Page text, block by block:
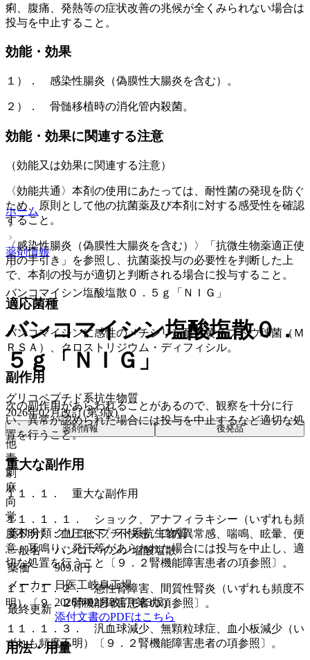
痢、腹痛、発熱等の症状改善の兆候が全くみられない場合は
投与を中止すること。
効能・効果
１）． 感染性腸炎（偽膜性大腸炎を含む）。
２）． 骨髄移植時の消化管内殺菌。
効能・効果に関連する注意
（効能又は効果に関連する注意）
〈効能共通〉本剤の使用にあたっては、耐性菌の発現を防ぐ
ため、原則として他の抗菌薬及び本剤に対する感受性を確認
すること。
〈感染性腸炎（偽膜性大腸炎を含む）〉「抗微生物薬適正使
用の手引き」を参照し、抗菌薬投与の必要性を判断した上
で、本剤の投与が適切と判断される場合に投与すること。
適応菌種
バンコマイシンに感性のメチシリン耐性黄色ブドウ球菌（Ｍ
ＲＳＡ）、クロストリジウム・ディフィシル。
副作用
次の副作用があらわれることがあるので、観察を十分に行
い、異常が認められた場合には投与を中止するなど適切な処
置を行うこと。
重大な副作用
１１．１． 重大な副作用
１１．１．１． ショック、アナフィラキシー（いずれも頻
度不明）：血圧低下、不快感、口内異常感、喘鳴、眩暈、便
意、耳鳴り、発汗等があらわれた場合には投与を中止し、適
切な処置を行うこと〔９．２腎機能障害患者の項参照〕。
１１．１．２． 急性腎障害、間質性腎炎（いずれも頻度不
明）〔９．２腎機能障害患者の項参照〕。
１１．１．３． 汎血球減少、無顆粒球症、血小板減少（い
ずれも頻度不明）〔９．２腎機能障害患者の項参照〕。
ホーム
薬剤情報
バンコマイシン塩酸塩散０．５ｇ「ＮＩＧ」
バンコマイシン塩酸塩散０．
５ｇ「ＮＩＧ」
グリコペプチド系抗生物質
2026年02月改訂(第3版)
薬剤情報 後発品
他
毒
劇
麻
向
覚
薬効分類 グリコペプチド系抗生物質
一般名
バンコマイシン塩酸塩散
薬価
909.6円
メーカー 日医工岐阜工場
最終更新
2026年02月改訂(第3版)
添付文書のPDFはこちら
用法・用量